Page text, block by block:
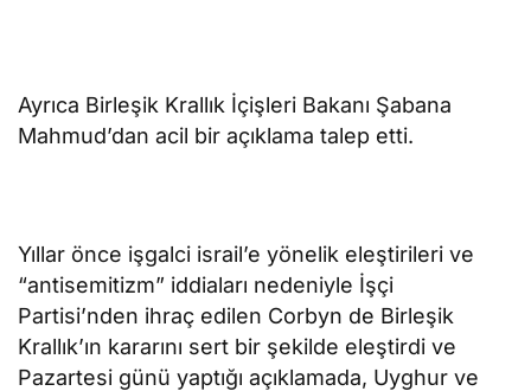
Ayrıca Birleşik Krallık İçişleri Bakanı Şabana
Mahmud’dan acil bir açıklama talep etti.
Yıllar önce işgalci israil’e yönelik eleştirileri ve
“antisemitizm” iddiaları nedeniyle İşçi
Partisi’nden ihraç edilen Corbyn de Birleşik
Krallık’ın kararını sert bir şekilde eleştirdi ve
Pazartesi günü yaptığı açıklamada, Uyghur ve